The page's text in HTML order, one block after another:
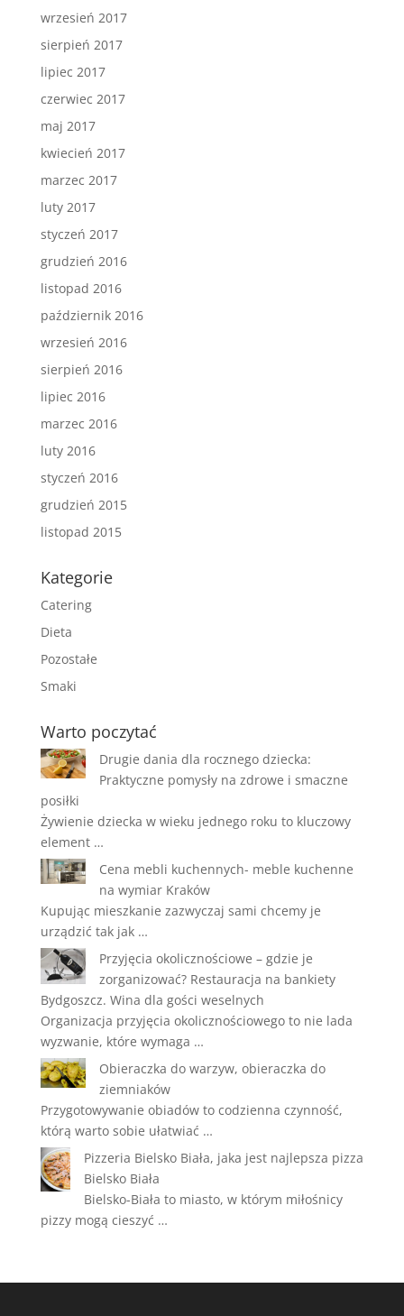
wrzesień 2017
sierpień 2017
lipiec 2017
czerwiec 2017
maj 2017
kwiecień 2017
marzec 2017
luty 2017
styczeń 2017
grudzień 2016
listopad 2016
październik 2016
wrzesień 2016
sierpień 2016
lipiec 2016
marzec 2016
luty 2016
styczeń 2016
grudzień 2015
listopad 2015
Kategorie
Catering
Dieta
Pozostałe
Smaki
Warto poczytać
Drugie dania dla rocznego dziecka:
Praktyczne pomysły na zdrowe i smaczne
posiłki
Żywienie dziecka w wieku jednego roku to kluczowy
element …
Cena mebli kuchennych- meble kuchenne
na wymiar Kraków
Kupując mieszkanie zazwyczaj sami chcemy je
urządzić tak jak …
Przyjęcia okolicznościowe – gdzie je
zorganizować? Restauracja na bankiety
Bydgoszcz. Wina dla gości weselnych
Organizacja przyjęcia okolicznościowego to nie lada
wyzwanie, które wymaga …
Obieraczka do warzyw, obieraczka do
ziemniaków
Przygotowywanie obiadów to codzienna czynność,
którą warto sobie ułatwiać …
Pizzeria Bielsko Biała, jaka jest najlepsza pizza
Bielsko Biała
Bielsko-Biała to miasto, w którym miłośnicy
pizzy mogą cieszyć …